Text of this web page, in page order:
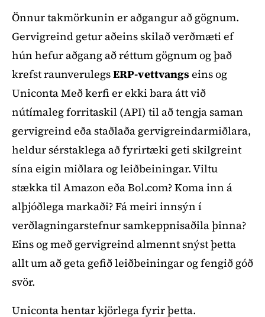
Önnur takmörkunin er aðgangur að gögnum.
Gervigreind getur aðeins skilað verðmæti ef
hún hefur aðgang að réttum gögnum og það
krefst raunverulegsERP-vettvangseins og
Uniconta Með kerfi er ekki bara átt við
nútímaleg forritaskil (API) til að tengja saman
gervigreind eða staðlaða gervigreindarmiðlara,
heldur sérstaklega að fyrirtæki geti skilgreint
sína eigin miðlara og leiðbeiningar. Viltu
stækka til Amazon eða Bol.com? Koma inn á
alþjóðlega markaði? Fá meiri innsýn í
verðlagningarstefnur samkeppnisaðila þinna?
Eins og með gervigreind almennt snýst þetta
allt um að geta gefið leiðbeiningar og fengið góð
svör.
Uniconta hentar kjörlega fyrir þetta.